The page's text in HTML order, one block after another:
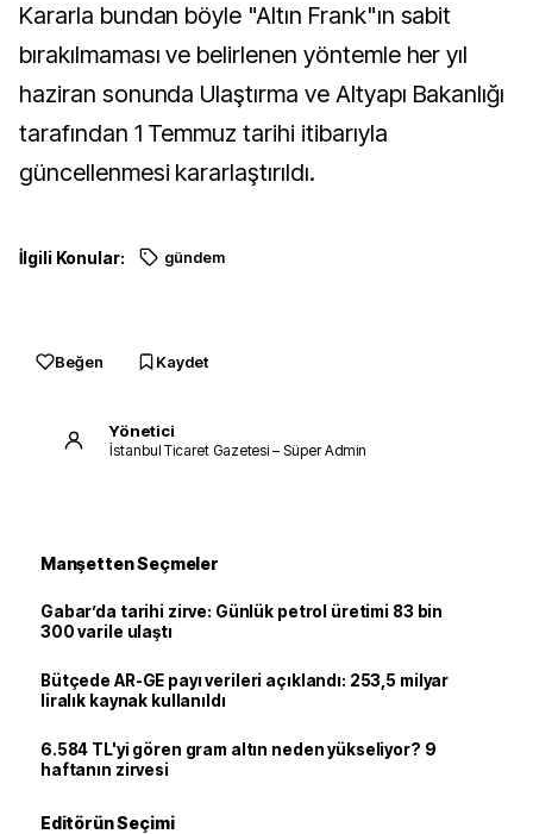
Kararla bundan böyle "Altın Frank"ın sabit
bırakılmaması ve belirlenen yöntemle her yıl
haziran sonunda Ulaştırma ve Altyapı Bakanlığı
tarafından 1 Temmuz tarihi itibarıyla
güncellenmesi kararlaştırıldı.
İlgili Konular: gündem
Beğen Kaydet
Yönetici
İstanbul Ticaret Gazetesi – Süper Admin
Manşetten Seçmeler
Gabar’da tarihi zirve: Günlük petrol üretimi 83 bin
300 varile ulaştı
Bütçede AR-GE payı verileri açıklandı: 253,5 milyar
liralık kaynak kullanıldı
6.584 TL'yi gören gram altın neden yükseliyor? 9
haftanın zirvesi
Editörün Seçimi